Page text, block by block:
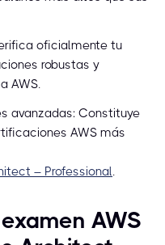
oficialmente tu
robustas y
AWS.
avanzadas: Constituye
AWS más
– Professional.
AWS